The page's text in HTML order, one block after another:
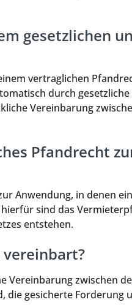
gesetzlichen
vertraglichen
durch
Vereinbarung
Pfandrecht
Anwendung, in denen
sind das
entstehen.
Vereinbarung zwischen
die gesicherte Forderung